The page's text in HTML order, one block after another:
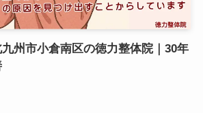
州市小倉南区の徳力整体院｜30年